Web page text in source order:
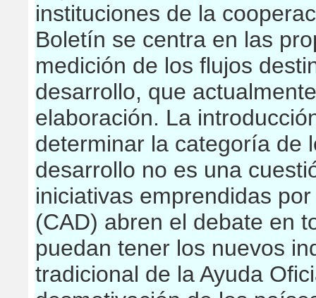
instituciones de la
Boletín se centra en las
medición de los flujos
desarrollo, que
elaboración. La
determinar la categoría de
desarrollo no es una
iniciativas emprendidas
(CAD) abren el debate en
puedan tener los nuevos
tradicional de la Ayuda